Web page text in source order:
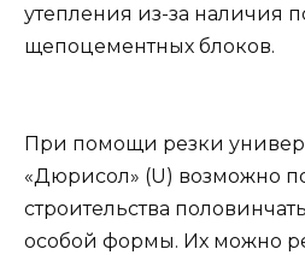
утепления из-за наличия
щепоцементных блоков.
При помощи резки
«Дюрисол» (U) возможно
строительства
особой формы. Их можно